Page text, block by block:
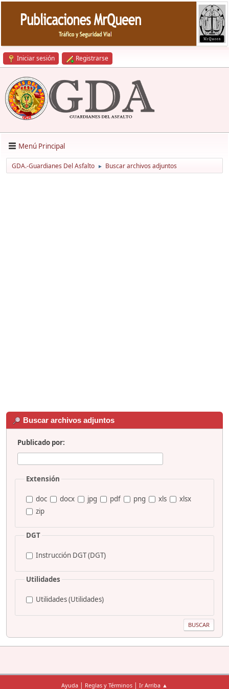
Iniciar sesión Registrarse
Menú Principal
GDA.-Guardianes Del Asfalto ► Buscar archivos adjuntos
Buscar archivos adjuntos
Publicado por:
Extensión
doc docx jpg pdf png xls
xlsx
zip
DGT
Instrucción DGT (DGT)
Utilidades
Utilidades (Utilidades)
Ayuda | Reglas y Términos | Ir Arriba ▲